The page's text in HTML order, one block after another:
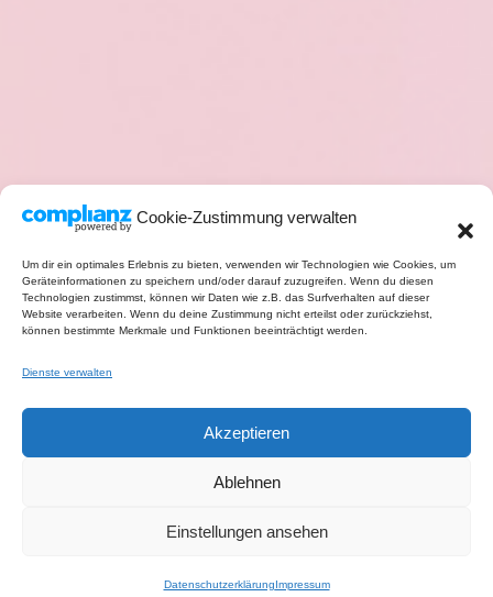
Cookie-Zustimmung verwalten
Um dir ein optimales Erlebnis zu bieten, verwenden wir Technologien wie Cookies, um
Geräteinformationen zu speichern und/oder darauf zuzugreifen. Wenn du diesen
Technologien zustimmst, können wir Daten wie z.B. das Surfverhalten auf dieser
Website verarbeiten. Wenn du deine Zustimmung nicht erteilst oder zurückziehst,
können bestimmte Merkmale und Funktionen beeinträchtigt werden.
Dienste verwalten
Akzeptieren
Ablehnen
Einstellungen ansehen
DatenschutzerklärungImpressum